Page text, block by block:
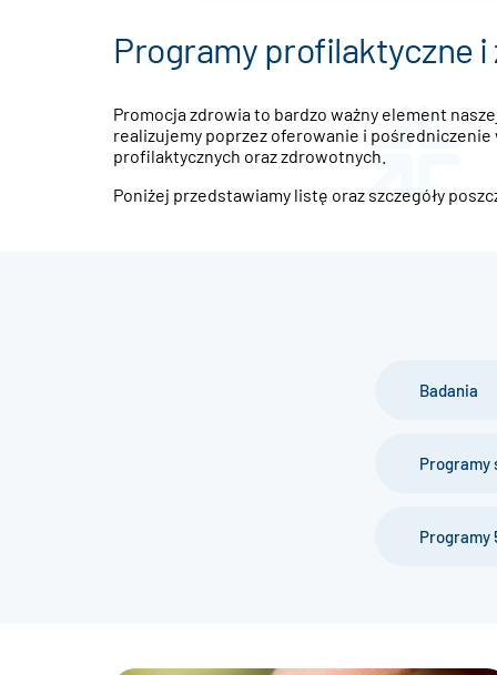
Programy profilaktyczne
Promocja zdrowia to bardzo ważny element
realizujemy poprzez oferowanie i
profilaktycznych oraz zdrowotnych.
Poniżej przedstawiamy listę oraz szczegóły
Badania
Programy
Programy